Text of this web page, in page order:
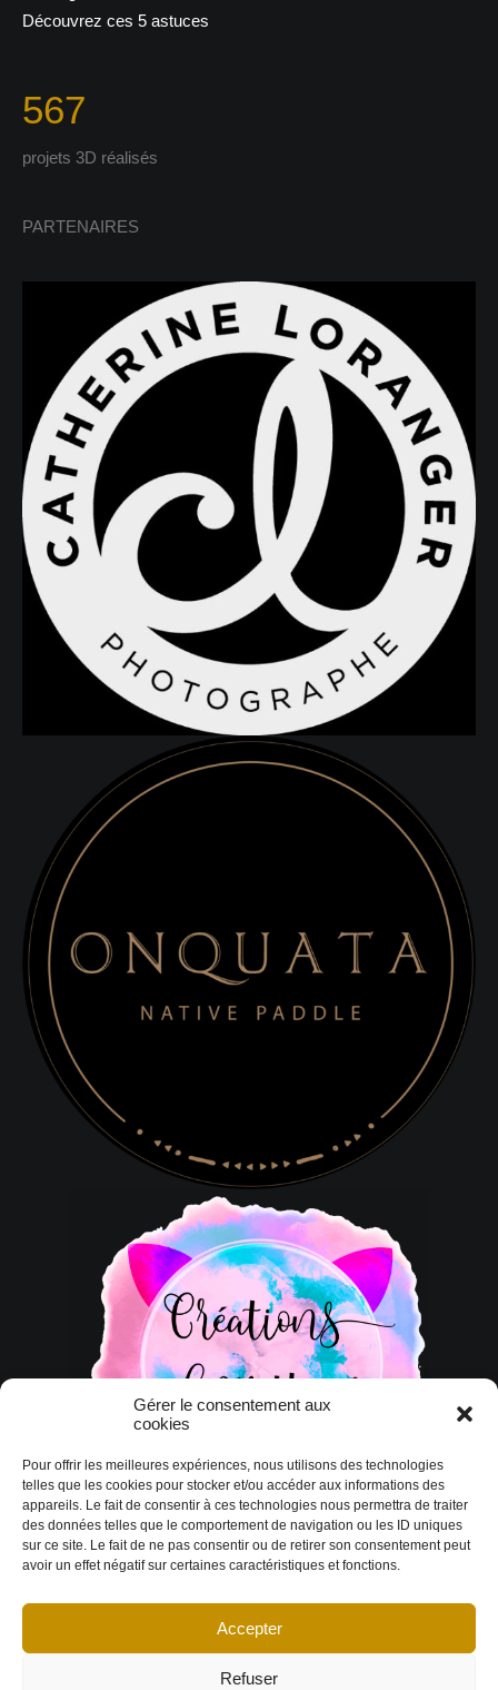
Gérer le consentement aux
cookies
Pour offrir les meilleures expériences, nous utilisons des technologies
telles que les cookies pour stocker et/ou accéder aux informations des
appareils. Le fait de consentir à ces technologies nous permettra de traiter
des données telles que le comportement de navigation ou les ID uniques
sur ce site. Le fait de ne pas consentir ou de retirer son consentement peut
avoir un effet négatif sur certaines caractéristiques et fonctions.
Accepter
Refuser
Découvrez ces 5 astuces
567
projets 3D réalisés
PARTENAIRES
© Copyright 2026 DESIGN EXTÉRIEUR | Tous droits réservés.
conditions|Politique de cookies Déclaration de confidentialité|Imprint|
Avertissement